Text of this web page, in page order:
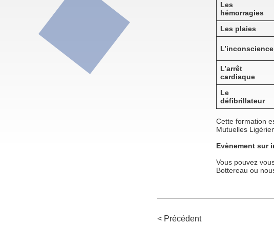
Les
hémorragies
Les plaies
L’inconscience
L’arrêt
cardiaque
Le
défibrillateur
Cette formation
Mutuelles
Evènement sur
Vous pouvez
Bottereau ou
< Précédent